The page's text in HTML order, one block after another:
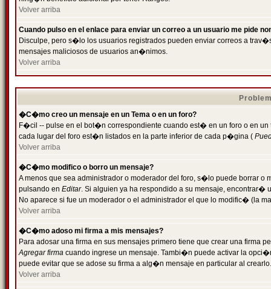
Volver arriba
Cuando pulso en el enlace para enviar un correo a un usuario me pide
Disculpe, pero s�lo los usuarios registrados pueden enviar correos a
mensajes maliciosos de usuarios an�nimos.
Volver arriba
�C�mo creo un mensaje en un Tema o en un foro?
F�cil -- pulse en el bot�n correspondiente cuando est� en un foro o en
cada lugar del foro est�n listados en la parte inferior de cada p�gina (
Volver arriba
�C�mo modifico o borro un mensaje?
A menos que sea administrador o moderador del foro, s�lo puede borrar o
pulsando en Editar. Si alguien ya ha respondido a su mensaje, encontrar�
No aparece si fue un moderador o el administrador el que lo modific� (la
Volver arriba
�C�mo adoso mi firma a mis mensajes?
Para adosar una firma en sus mensajes primero tiene que crear una firma
Agregar firma cuando ingrese un mensaje. Tambi�n puede activar la
puede evitar que se adose su firma a alg�n mensaje en particular al crearlo.
Volver arriba